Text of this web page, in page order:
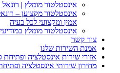
אינסטלטור מומלץ | רונאל
אינסטלטור מקצוען – רונאל
אמין ומקצועי לכל בעיה
אינסטלטור מומלץ במודיעין פתיחת
קשר
השירות שלנו
שירות אינסטלציה ופתיחת סתימות
שירותי אינסטלציה ופתיחת סתימות